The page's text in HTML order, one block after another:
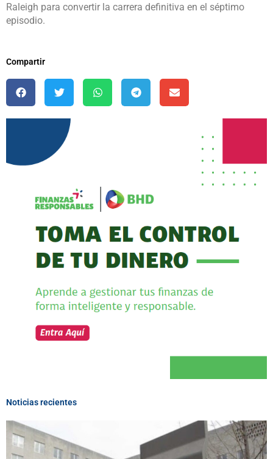
Raleigh para convertir la carrera definitiva en el séptimo
episodio.
Compartir
Noticias recientes